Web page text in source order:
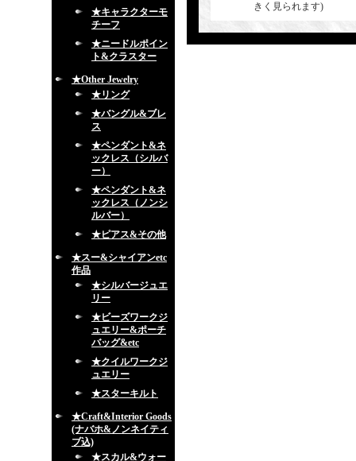
★キャラクターモ
チーフ
★ニードルポイン
ト&クラスター
★Other Jewelry
★リング
★バングル&ブレ
ス
★ペンダント&ネ
ックレス（シルバ
ー）
★ペンダント&ネ
ックレス（ノンシ
ルバー）
★ピアス&その他
★スー&シャイアンetc
作品
★シルバージュエ
リー
★ビーズワークジ
ュエリー&ポーチ
バッグ&etc
★クイルワークジ
ュエリー
★スターキルト
★Craft&Interior Goods
(ナバホ&ノンネイティ
ブ込)
★スカル&ウォー
きく見られます)